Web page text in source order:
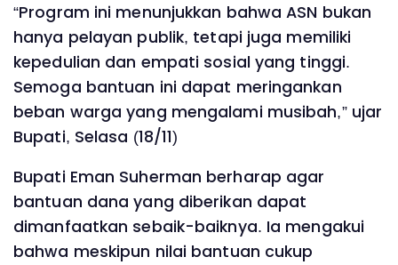
“Program ini menunjukkan bahwa ASN bukan
hanya pelayan publik, tetapi juga memiliki
kepedulian dan empati sosial yang tinggi.
Semoga bantuan ini dapat meringankan
beban warga yang mengalami musibah,” ujar
Bupati, Selasa (18/11)
Bupati Eman Suherman berharap agar
bantuan dana yang diberikan dapat
dimanfaatkan sebaik-baiknya. Ia mengakui
bahwa meskipun nilai bantuan cukup